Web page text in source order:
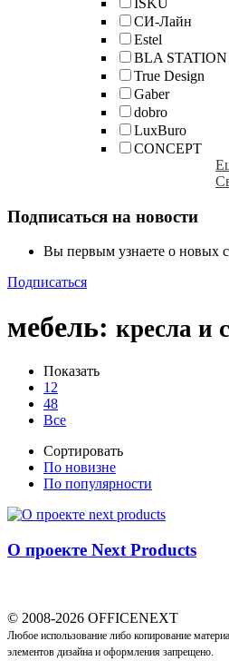
ISKU
СИ-Лайн
Estel
BLA STATION
True Design
Gaber
dobro
LuxBuro
CONCEPT
Подписаться на новости
Вы первым узнаете о новых
Подписаться
мебель: кресла и
Показать
12
48
Все
Сортировать
По новизне
По популярности
О проекте Next Products
© 2008-2026 OFFICENEXT
Любое использование либо копирование
элементов дизайна и оформления запрещено.